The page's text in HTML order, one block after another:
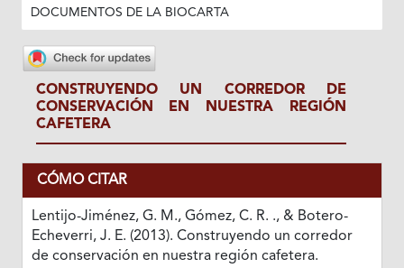
DOCUMENTOS DE LA BIOCARTA
CONSTRUYENDO UN CORREDOR DE
CONSERVACIÓN EN NUESTRA REGIÓN
CAFETERA
CÓMO CITAR
Lentijo-Jiménez, G. M., Gómez, C. R. ., & Botero-
Echeverri, J. E. (2013). Construyendo un corredor
de conservación en nuestra región cafetera.